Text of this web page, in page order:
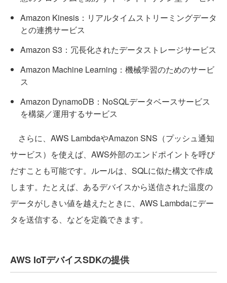
Amazon Kinesis：リアルタイムストリーミングデータ
との連携サービス
Amazon S3：冗長化されたデータストレージサービス
Amazon Machine Learning：機械学習のためのサービ
ス
Amazon DynamoDB：NoSQLデータベースサービス
を構築／運用するサービス
さらに、AWS LambdaやAmazon SNS（プッシュ通知
サービス）を使えば、AWS外部のエンドポイントを呼び
だすことも可能です。ルールは、SQLに似た構文で作成
します。たとえば、あるデバイスから送信された温度の
データがしきい値を越えたときに、AWS Lambdaにデー
タを送信する、などを定義できます。
AWS IoTデバイスSDKの提供